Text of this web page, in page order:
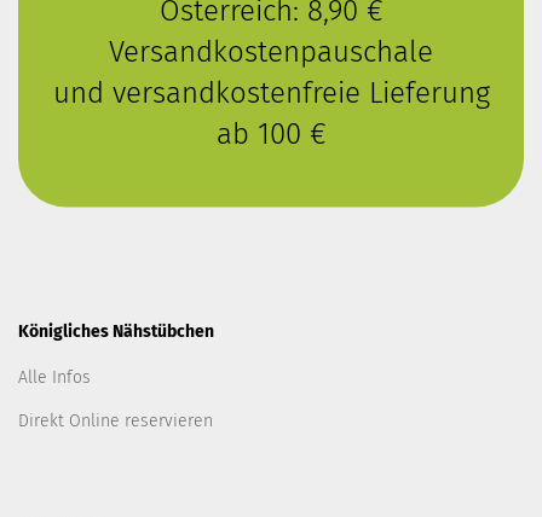
Österreich: 8,90 €
Versandkostenpauschale
und versandkostenfreie Lieferung
ab 100 €
Königliches Nähstübchen
Alle Infos
Direkt Online reservieren